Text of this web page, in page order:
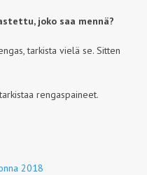
joko saa mennä?
tarkista vielä se. Sitten
rengaspaineet.
2018